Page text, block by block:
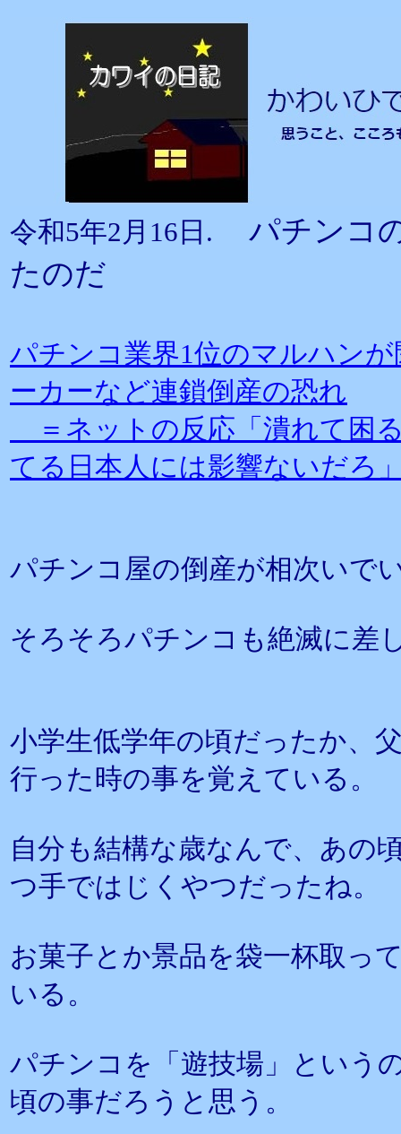
令和5年2月16日.
パチンコ
たのだ
パチンコ業界1位のマルハン
ーカーなど連鎖倒産の恐れ
＝ネットの反応「潰れて困
てる日本人には影響ないだろ
パチンコ屋の倒産が相次いで
そろそろパチンコも絶滅に差
小学生低学年の頃だったか、
行った時の事を覚えている。
自分も結構な歳なんで、あの
つ手ではじくやつだったね。
お菓子とか景品を袋一杯取っ
いる。
パチンコを「遊技場」という
頃の事だろうと思う。